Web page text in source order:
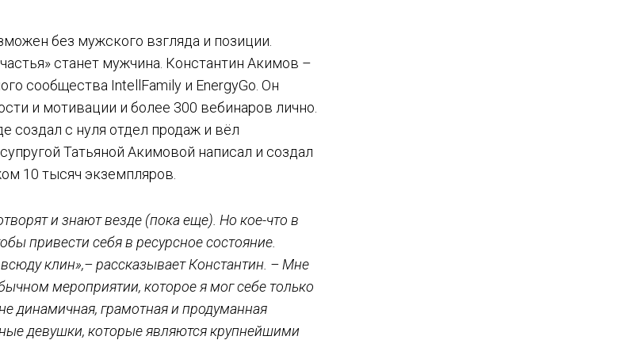
без мужского взгляда и позиции.
станет мужчина. Константин Акимов –
сообщества IntellFamily и EnergyGo. Он
и мотивации и более 300 вебинаров лично.
создал с нуля отдел продаж и вёл
Татьяной Акимовой написал и создал
10 тысяч экземпляров.
и знают везде (пока еще). Но кое-что в
привести себя в ресурсное состояние.
клин»,– рассказывает Константин. – Мне
мероприятии, которое я мог себе только
динамичная, грамотная и продуманная
девушки, которые являются крупнейшими